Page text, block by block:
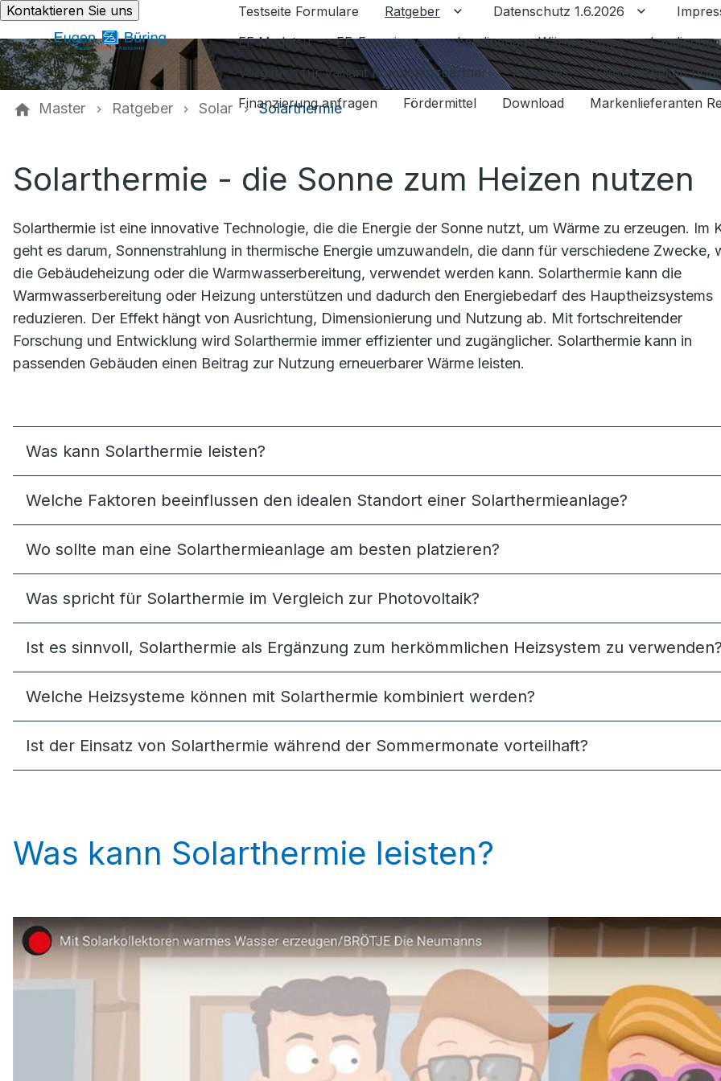
Kontaktieren Sie uns Testseite Formulare Ratgeber Untermenü für Ratgeber umschalten
Datenschutz 1.6.2026 Untermenü
EE Medatsu
EE-Energie neu Landingpage Wärmepumpe
Vorgaben für Vaillant Kompetenzpartner
Aktuelles
Fliesenarbeiten
Finanzierung anfragen
Fördermittel Download Markenlieferanten
Master Ratgeber Solar Solarthermie
Solarthermie - die Sonne zum Heizen nutzen
Solarthermie ist eine innovative Technologie, die die Energie der Sonne nutzt, um Wärme zu erzeugen. Im
geht es darum, Sonnenstrahlung in thermische Energie umzuwandeln, die dann für verschiedene Zwecke,
die Gebäudeheizung oder die Warmwasserbereitung, verwendet werden kann. Solarthermie kann die
Warmwasserbereitung oder Heizung unterstützen und dadurch den Energiebedarf des Hauptheizsystems
reduzieren. Der Effekt hängt von Ausrichtung, Dimensionierung und Nutzung ab. Mit fortschreitender
Forschung und Entwicklung wird Solarthermie immer effizienter und zugänglicher. Solarthermie kann in
passenden Gebäuden einen Beitrag zur Nutzung erneuerbarer Wärme leisten.
Was kann Solarthermie leisten?
Welche Faktoren beeinflussen den idealen Standort einer Solarthermieanlage?
Wo sollte man eine Solarthermieanlage am besten platzieren?
Was spricht für Solarthermie im Vergleich zur Photovoltaik?
Ist es sinnvoll, Solarthermie als Ergänzung zum herkömmlichen Heizsystem zu
Welche Heizsysteme können mit Solarthermie kombiniert werden?
Ist der Einsatz von Solarthermie während der Sommermonate vorteilhaft?
Was kann Solarthermie leisten?